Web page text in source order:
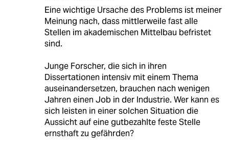
Eine wichtige Ursache des Problems ist meiner
Meinung nach, dass mittlerweile fast alle
Stellen im akademischen Mittelbau befristet
sind.
Junge Forscher, die sich in ihren
Dissertationen intensiv mit einem Thema
auseinandersetzen, brauchen nach wenigen
Jahren einen Job in der Industrie. Wer kann es
sich leisten in einer solchen Situation die
Aussicht auf eine gutbezahlte feste Stelle
ernsthaft zu gefährden?